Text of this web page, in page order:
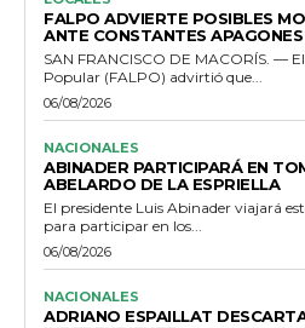
FALPO ADVIERTE POSIBLES
ANTE CONSTANTES APAGONES
SAN FRANCISCO DE MACORÍS. —
Popular (FALPO) advirtió que...
06/08/2026
NACIONALES
ABINADER PARTICIPARÁ EN
ABELARDO DE LA ESPRIELLA
El presidente Luis Abinader viajará
para participar en los...
06/08/2026
NACIONALES
ADRIANO ESPAILLAT